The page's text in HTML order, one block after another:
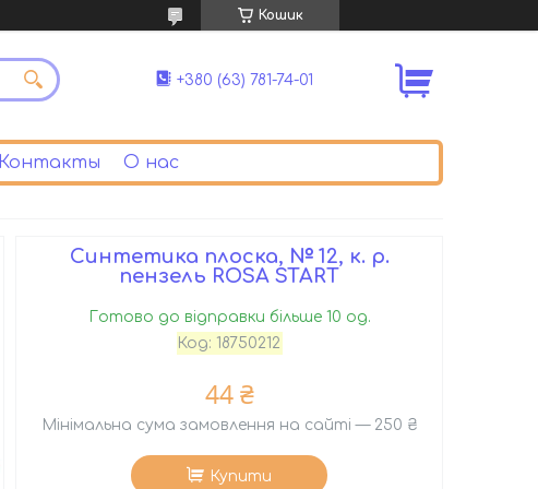
Кошик
+380 (63) 781-74-01
Контакты О нас
Синтетика плоска, № 12, к. р.
пензель ROSA START
Готово до відправки більше 10 од.
Код: 18750212
44 ₴
Мінімальна сума замовлення на сайті — 250 ₴
Купити